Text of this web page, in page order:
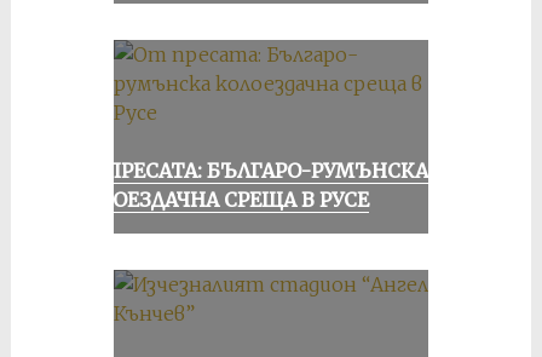
ОТ ПРЕСАТА: БЪЛГАРО-РУМЪНСКА
КОЛОЕЗДАЧНА СРЕЩА В РУСЕ